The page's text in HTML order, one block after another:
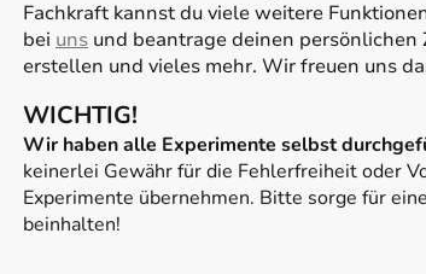
Fachkraft kannst du viele weitere
bei uns und beantrage deinen
erstellen und vieles mehr. Wir freuen uns
WICHTIG!
Wir haben alle Experimente selbst
keinerlei Gewähr für die Fehlerfreiheit oder
Experimente übernehmen. Bitte sorge für
beinhalten!